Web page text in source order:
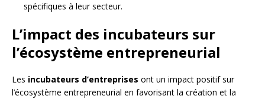
spécifiques à leur secteur.
L’impact des incubateurs sur
l’écosystème entrepreneurial
Les incubateurs d’entreprises ont un impact positif sur
l’écosystème entrepreneurial en favorisant la création et la